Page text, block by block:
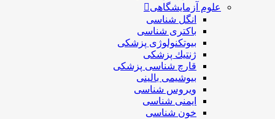
علوم آزمایشگاهی
انگل شناسی
باکتری شناسی
بیوتکنولوژی پزشکی
ژنتيك پزشکی
قارچ شناسی پزشكی
بیوشیمی بالینی
ویروس شناسی
ایمنی شناسی
خون شناسی